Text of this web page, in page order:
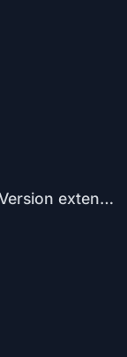
Mil horas (cover Version extendida)